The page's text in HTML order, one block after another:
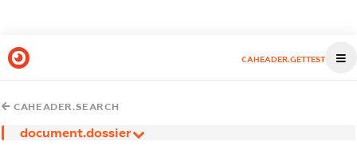
CAHEADER.GETTEST
CAHEADER.SEARCH
document.dossier